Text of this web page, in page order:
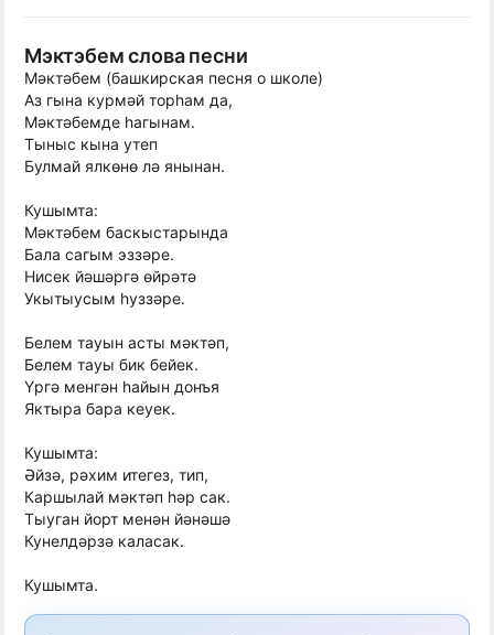
Мэктэбем слова песни
Мəктəбем (башкирская песня о школе)
Аз гына курмəй торhам да,
Мəктəбемде hагынам.
Тыныс кына утеп
Булмай ялкөнө лə янынан.
Кушымта:
Мəктəбем баскыстарында
Бала сагым эззəре.
Нисек йəшəргə өйрəтə
Укытыусым hуззəре.
Белем тауын асты мəктəп,
Белем тауы бик бейек.
Yргə менгəн hайын донъя
Яктыра бара кеуек.
Кушымта:
Əйзə, рəхим итегез, тип,
Каршылай мəктəп həр сак.
Тыуган йорт менəн йəнəшə
Кунелдəрзə каласак.
Кушымта.